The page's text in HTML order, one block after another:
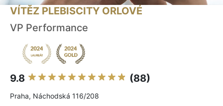
VÍTĚZ PLEBISCITY ORLOVÉ
VP Performance
9.8 (88)
Praha, Náchodská 116/208